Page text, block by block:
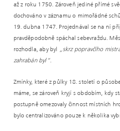
až z roku 1750. Zároveň jediné přímé
dochováno v záznamu o mimořádné
19. dubna 1747. Projednával se na ní
pravděpodobně spáchal sebevraždu.
rozhodla, aby byl
„skrz popravčího
zahrabán byl“.
Zmínky, které z půlky 18. století o
máme, se zároveň kryjí s obdobím, kdy
postupně omezovaly činnost místních
bylo centralizováno pouze k několika